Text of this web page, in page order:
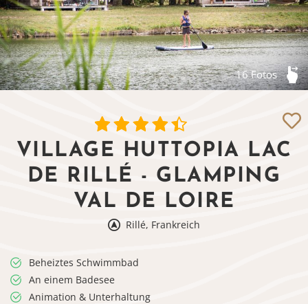
16 Fotos
VILLAGE HUTTOPIA LAC
DE RILLÉ - GLAMPING
VAL DE LOIRE
Rillé, Frankreich
Beheiztes Schwimmbad
An einem Badesee
Animation & Unterhaltung